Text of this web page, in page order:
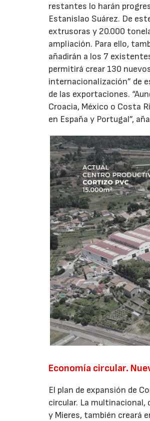
restantes lo harán
Estanislao Suárez. De
extrusoras y 20.000
ampliación. Para ello,
añadirán a los 7
permitirá crear 130
internacionalización” de
de las exportaciones.
Croacia, México o Costa
en España y Portugal”,
Economía circular.
El plan de expansión de
circular. La multinacional,
y Mieres, también creará